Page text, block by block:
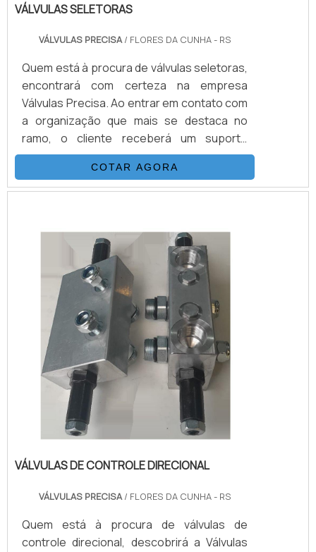
VÁLVULAS SELETORAS
VÁLVULAS PRECISA/ FLORES DA CUNHA - RS
Quem está à procura de válvulas seletoras,
encontrará com certeza na empresa
Válvulas Precisa. Ao entrar em contato com
a organização que mais se destaca no
ramo, o cliente receberá um suporte
completo para sanar eventuais dúvidas
sobre o produto a ser adquirido.Quando o
quesito é válvulas seletoras, com a melhor
benefício e atendimento eficaz em todo o
COTAR AGORA
VÁLVULAS DE CONTROLE DIRECIONAL
VÁLVULAS PRECISA/ FLORES DA CUNHA - RS
Quem está à procura de válvulas de
controle direcional, descobrirá a Válvulas